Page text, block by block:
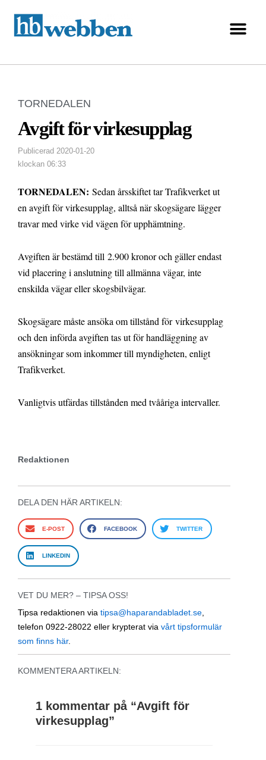
TORNEDALEN
Avgift för virkesupplag
Publicerad 2020-01-20
klockan 06:33
TORNEDALEN: Sedan årsskiftet tar Trafikverket ut
en avgift för virkesupplag, alltså när skogsägare lägger
travar med virke vid vägen för upphämtning.
Avgiften är bestämd till 2.900 kronor och gäller endast
vid placering i anslutning till allmänna vägar, inte
enskilda vägar eller skogsbilvägar.
Skogsägare måste ansöka om tillstånd för virkesupplag
och den införda avgiften tas ut för handläggning av
ansökningar som inkommer till myndigheten, enligt
Trafikverket.
Vanligtvis utfärdas tillstånden med tvååriga intervaller.
Redaktionen
DELA DEN HÄR ARTIKELN:
E-POST FACEBOOK TWITTER
LINKEDIN
VET DU MER? – TIPSA OSS!
Tipsa redaktionen via tipsa@haparandabladet.se
telefon 0922-28022 eller krypterat via vårt tipsformulär
som finns här.
KOMMENTERA ARTIKELN:
1 kommentar på “Avgift för
virkesupplag”